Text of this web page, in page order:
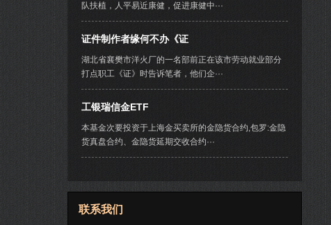
队扶植，人平易近康健，促进康健中···
证件制作者缘何不办《证
湖北省襄樊市洋火厂的一名部前正在该市劳动就业部分
打点职工《证》时告诉笔者，他们企···
工银瑞信金ETF
本基金次要投资于上海金买卖所的金隐货合约,包罗:金隐
货真盘合约、金隐货延期交收合约···
联系我们